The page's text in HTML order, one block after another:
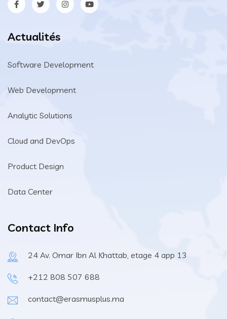
Actualités
Software Development
Web Development
Analytic Solutions
Cloud and DevOps
Product Design
Data Center
Contact Info
24 Av. Omar Ibn Al Khattab, etage 4 app 13
+212 808 507 688
contact@erasmusplus.ma